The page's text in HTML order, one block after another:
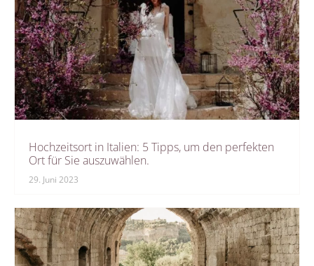
Hochzeitsort in Italien: 5 Tipps, um den perfekten
Ort für Sie auszuwählen.
29. Juni 2023